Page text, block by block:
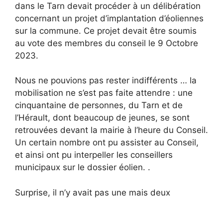
dans le Tarn devait procéder à un délibération
concernant un projet d’implantation d’éoliennes
sur la commune. Ce projet devait être soumis
au vote des membres du conseil le 9 Octobre
2023.
Nous ne pouvions pas rester indifférents … la
mobilisation ne s’est pas faite attendre : une
cinquantaine de personnes, du Tarn et de
l’Hérault, dont beaucoup de jeunes, se sont
retrouvées devant la mairie à l’heure du Conseil.
Un certain nombre ont pu assister au Conseil,
et ainsi ont pu interpeller les conseillers
municipaux sur le dossier éolien. .
Surprise, il n’y avait pas une mais deux